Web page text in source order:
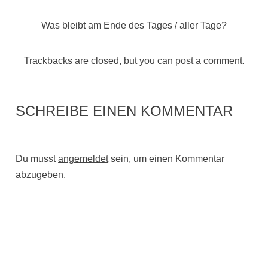
Was bleibt am Ende des Tages / aller Tage?
Trackbacks are closed, but you can post a comment.
SCHREIBE EINEN KOMMENTAR
Du musstangemeldetsein, um einen Kommentar
abzugeben.